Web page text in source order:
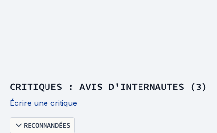
CRITIQUES : AVIS D'INTERNAUTES (3)
Écrire une critique
RECOMMANDÉES